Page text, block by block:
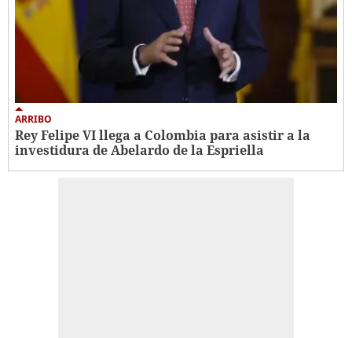
ARRIBO
Rey Felipe VI llega a Colombia para asistir a la
investidura de Abelardo de la Espriella